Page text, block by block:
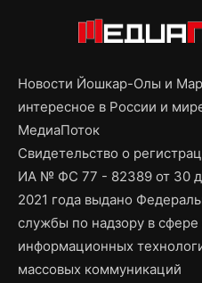
Новости Йошкар-Олы и
интересное в России и
МедиаПоток
Свидетельство о
ИА № ФС 77 - 82389 от 30
2021 года выдано
службы по надзору в сфере
информационных
массовых коммуникаций